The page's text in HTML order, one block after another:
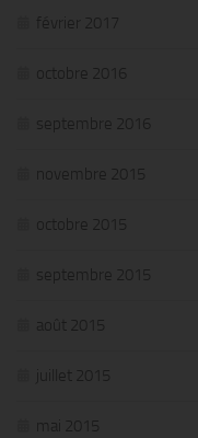
février 2017
octobre 2016
septembre 2016
novembre 2015
octobre 2015
septembre 2015
août 2015
juillet 2015
mai 2015